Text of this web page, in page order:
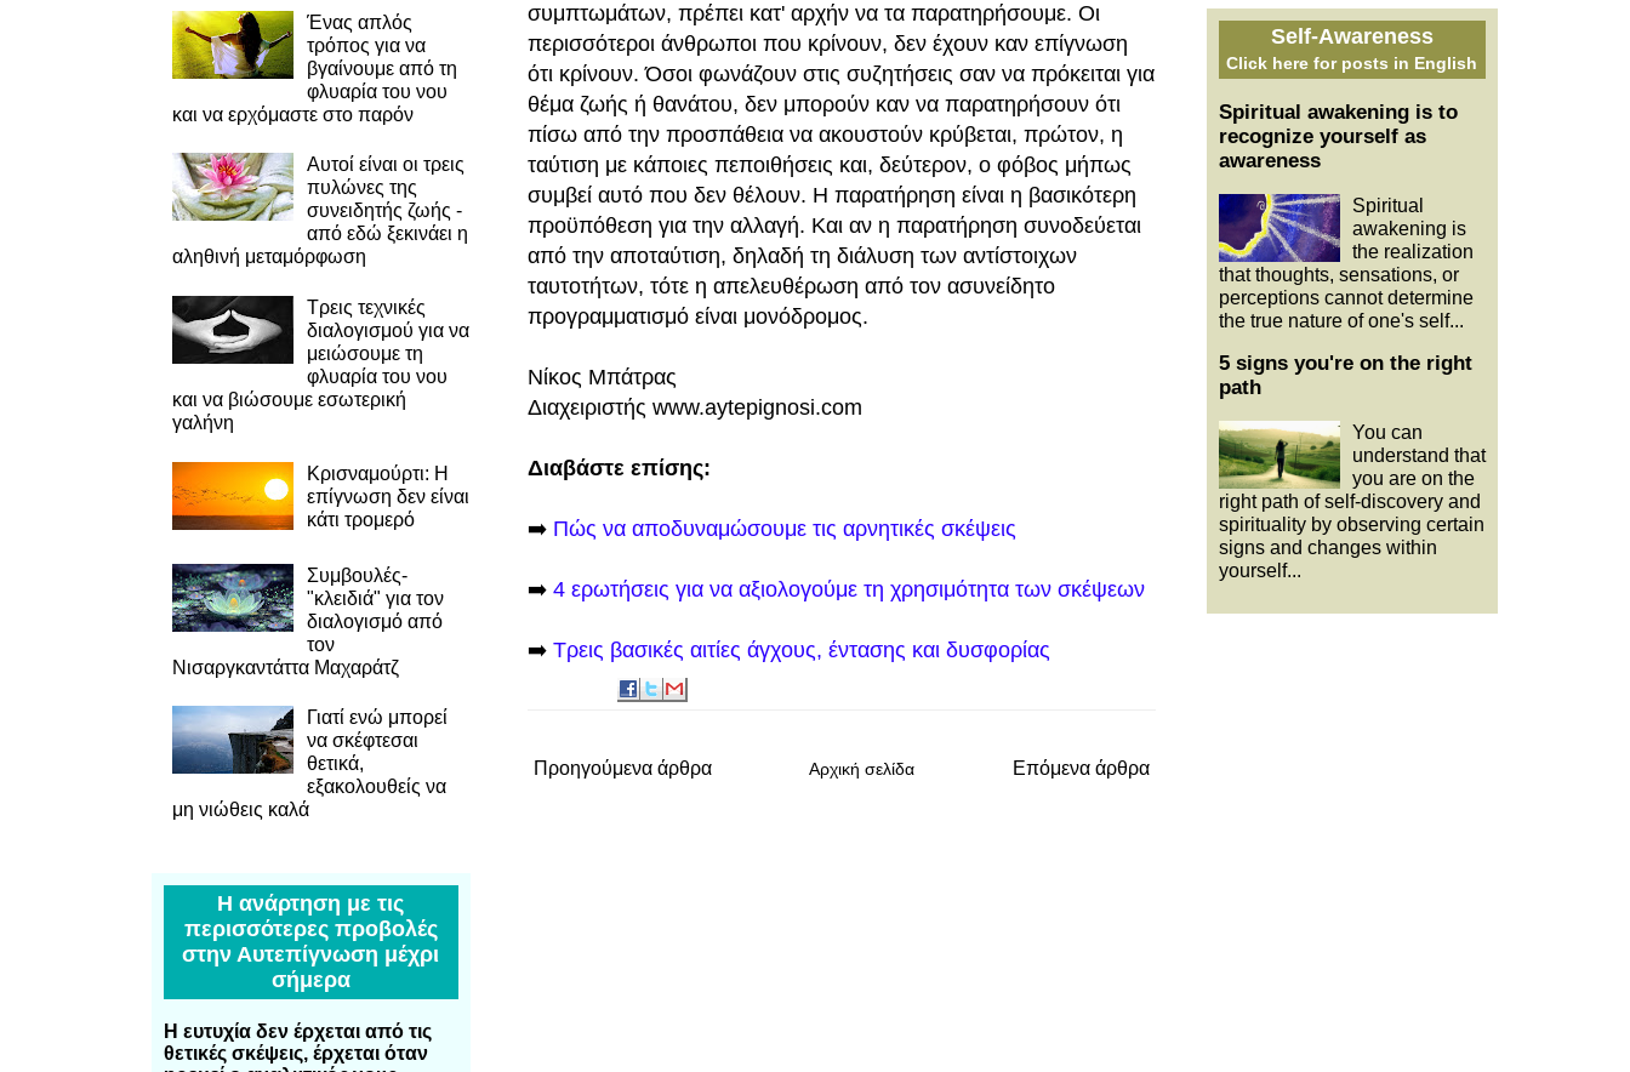
συμπτωμάτων, πρέπει κατ' αρχήν να τα παρατηρήσουμε. Οι
περισσότεροι άνθρωποι που κρίνουν, δεν έχουν καν επίγνωση
ότι κρίνουν. Όσοι φωνάζουν στις συζητήσεις σαν να πρόκειται για
θέμα ζωής ή θανάτου, δεν μπορούν καν να παρατηρήσουν ότι
πίσω από την προσπάθεια να ακουστούν κρύβεται, πρώτον, η
ταύτιση με κάποιες πεποιθήσεις και, δεύτερον, ο φόβος μήπως
συμβεί αυτό που δεν θέλουν. Η παρατήρηση είναι η βασικότερη
προϋπόθεση για την αλλαγή. Και αν η παρατήρηση συνοδεύεται
από την αποταύτιση, δηλαδή τη διάλυση των αντίστοιχων
ταυτοτήτων, τότε η απελευθέρωση από τον ασυνείδητο
προγραμματισμό είναι μονόδρομος.
Νίκος Μπάτρας
Διαχειριστής www.aytepignosi.com
Διαβάστε επίσης:
➡️ Πώς να αποδυναμώσουμε τις αρνητικές σκέψεις
➡️ 4 ερωτήσεις για να αξιολογούμε τη χρησιμότητα των σκέψεων
➡️ Τρεις βασικές αιτίες άγχους, έντασης και δυσφορίας
Προηγούμενα άρθρα Επόμενα άρθρα
Αρχική σελίδα
Ένας απλός
τρόπος για να
βγαίνουμε από τη
φλυαρία του νου
και να ερχόμαστε στο παρόν
Αυτοί είναι οι τρεις
πυλώνες της
συνειδητής ζωής -
από εδώ ξεκινάει η
αληθινή μεταμόρφωση
Τρεις τεχνικές
διαλογισμού για να
μειώσουμε τη
φλυαρία του νου
και να βιώσουμε εσωτερική
γαλήνη
Κρισναμούρτι: Η
επίγνωση δεν είναι
κάτι τρομερό
Συμβουλές-
"κλειδιά" για τον
διαλογισμό από
τον
Νισαργκαντάττα Μαχαράτζ
Γιατί ενώ μπορεί
να σκέφτεσαι
θετικά,
εξακολουθείς να
μη νιώθεις καλά
Η ανάρτηση με τις
περισσότερες προβολές
στην Αυτεπίγνωση μέχρι
σήμερα
Η ευτυχία δεν έρχεται από τις
θετικές σκέψεις, έρχεται όταν
Self-Awareness
Click here for posts in English
Spiritual awakening is to
recognize yourself as
awareness
Spiritual
awakening is
the realization
that thoughts, sensations, or
perceptions cannot determine
the true nature of one's self...
5 signs you're on the right
path
You can
understand that
you are on the
right path of self-discovery and
spirituality by observing certain
signs and changes within
yourself...